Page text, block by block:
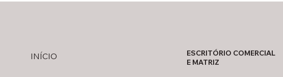
INÍCIO
ESCRITÓRIO COMERCIAL
E MATRIZ